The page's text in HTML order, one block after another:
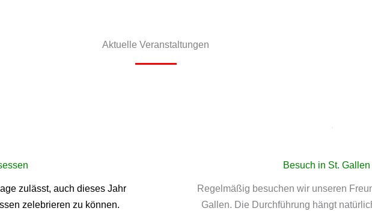
Aktuelle Veranstaltungen
zulässt, auch dieses Jahr
zelebrieren zu können.
Besuch in St. Gallen
Regelmäßig besuchen wir unseren
Gallen. Die Durchführung hängt